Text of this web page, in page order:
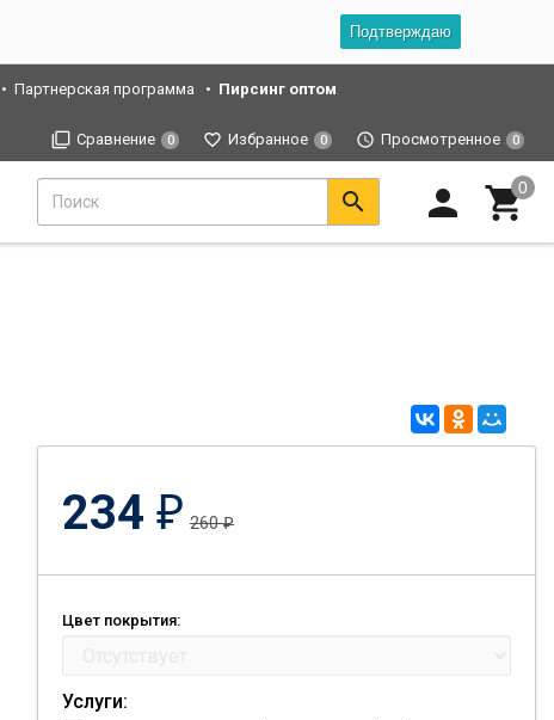
Подтверждаю
Партнерская программа Пирсинг оптом
Сравнение 0 Избранное 0 Просмотренное 0
234 ₽ 260₽
Цвет покрытия:
Услуги: